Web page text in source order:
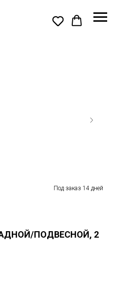
ПОДВЕСНОЙ, 2